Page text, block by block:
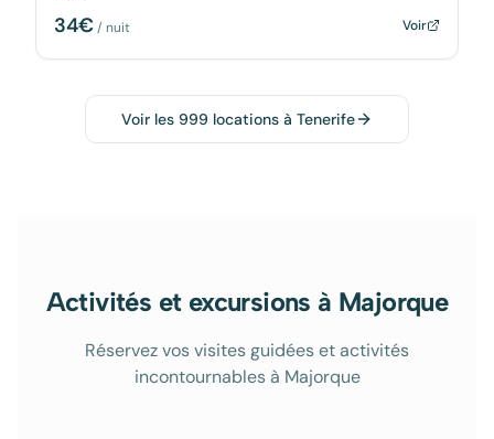
34€/ nuit Voir
Voir les 999 locations à Tenerife
Activités et excursions à Majorque
Réservez vos visites guidées et activités
incontournables à Majorque